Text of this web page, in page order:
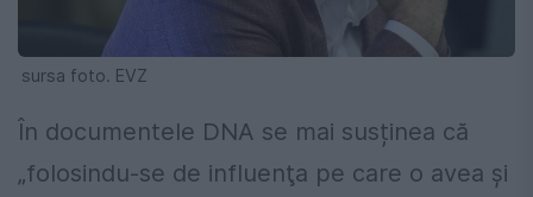
sursa foto. EVZ
În documentele DNA se mai susținea că
„folosindu-se de influenţa pe care o avea şi